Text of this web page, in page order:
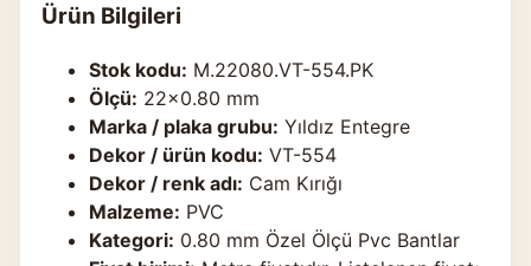
Ürün Bilgileri
Stok kodu: M.22080.VT-554.PK
Ölçü: 22×0.80 mm
Marka / plaka grubu: Yıldız Entegre
Dekor / ürün kodu: VT-554
Dekor / renk adı: Cam Kırığı
Malzeme: PVC
Kategori: 0.80 mm Özel Ölçü Pvc Bantlar